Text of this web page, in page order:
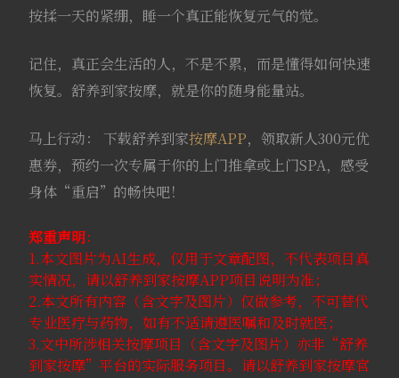
按揉一天的紧绷，睡一个真正能恢复元气的觉。
记住，真正会生活的人，不是不累，而是懂得如何快速
恢复。舒养到家按摩，就是你的随身能量站。
马上行动： 下载舒养到家按摩APP，领取新人300元优
惠券，预约一次专属于你的上门推拿或上门SPA，感受
身体“重启”的畅快吧！
郑重声明：
1.本文图片为AI生成，仅用于文章配图，不代表项目真
实情况，请以舒养到家按摩APP项目说明为准；
2.本文所有内容（含文字及图片）仅做参考，不可替代
专业医疗与药物，如有不适请遵医嘱和及时就医；
3.文中所涉相关按摩项目（含文字及图片）亦非“舒养
到家按摩”平台的实际服务项目。请以舒养到家按摩官